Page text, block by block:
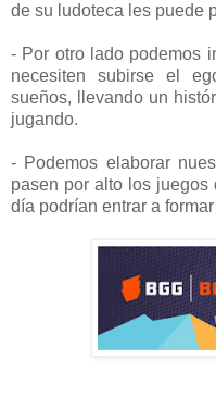
de su ludoteca les puede
- Por otro lado podemos
necesiten subirse el
sueños, llevando un
jugando.
- Podemos elaborar
pasen por alto los juegos
día podrían entrar a